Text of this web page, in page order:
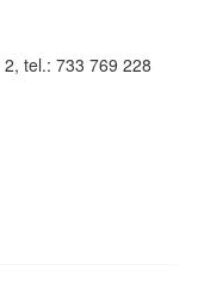
tel.: 733 769 228